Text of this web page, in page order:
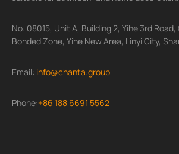
No. 08015, Unit A, Building 2, Yihe 3rd
Bonded Zone, Yihe New Area, Linyi City,
Email: info@chanta.group
Phone:+86 188 6691 5562